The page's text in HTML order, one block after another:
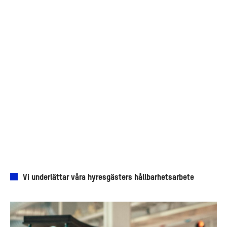
Vi underlättar våra hyresgästers hållbarhetsarbete
Klimatportalen
stöttar